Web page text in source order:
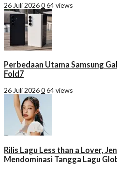
26 Juli 2026064 views
Perbedaan Utama Samsung
Fold7
26 Juli 2026064 views
Rilis Lagu Less than a Lover,
Mendominasi Tangga Lagu